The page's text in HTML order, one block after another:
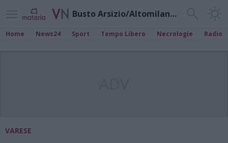
Busto Arsizio/Altomilanese
Home News24 Sport Tempo Libero Necrologie Radio
VARESE